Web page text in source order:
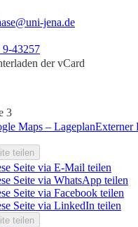
jena.de
9-43257
der vCard
3
Maps – LageplanExterner
teilen
Seite via E-Mail teilen
Seite via WhatsApp teilen
Seite via Facebook teilen
Seite via LinkedIn teilen
teilen